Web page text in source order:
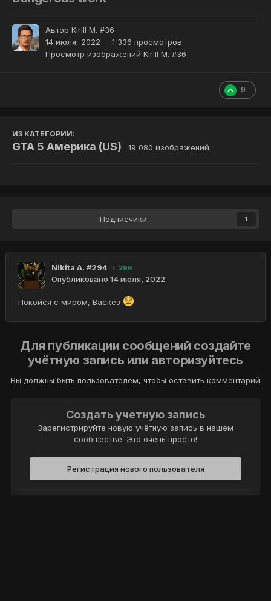
Автор Kirill M. #36
14 июля, 2022
1 336 просмотров
Просмотр изображений Kirill M. #36
9
ИЗ КАТЕГОРИИ:
GTA 5 Америка (US) · 19 080 изображений
Подписчики 1
Nikita A. #294 296
Опубликовано 14 июля, 2022
Покойся с миром, Васкез
Для публикации сообщений создайте
учётную запись или авторизуйтесь
Вы должны быть пользователем, чтобы оставить комментарий
Создать учетную запись
Зарегистрируйте новую учётную запись в нашем
сообществе. Это очень просто!
Регистрация нового пользователя